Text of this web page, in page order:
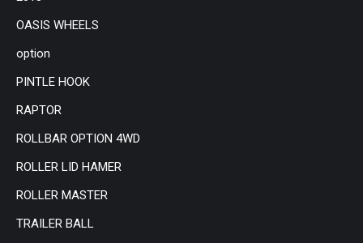
OASIS WHEELS
option
PINTLE HOOK
RAPTOR
ROLLBAR OPTION 4WD
ROLLER LID HAMER
ROLLER MASTER
TRAILER BALL